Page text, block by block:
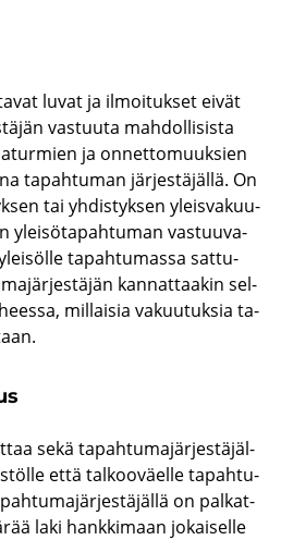
luvat ja il­moi­tuk­set eivät
vas­tuu­ta mah­dol­li­sis­ta
ja on­net­to­muuk­sien
ta­pah­tu­man jär­jes­tä­jäl­lä. On
tai yh­dis­tyk­sen yleis­va­kuu­
ylei­sö­ta­pah­tu­man vas­tuu­va­
ta­pah­tu­mas­sa sat­tu­
kan­nat­taa­kin sel­
mil­lai­sia va­kuu­tuk­sia ta­
sekä ta­pah­tu­ma­jär­jes­tä­jäl­
että tal­koo­väel­le ta­pah­tu­
on pal­kat­
laki hank­ki­maan jo­kai­sel­le